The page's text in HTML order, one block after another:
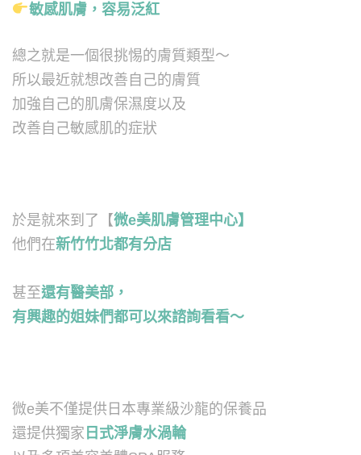
敏感肌膚，容易泛紅
總之就是一個很挑惕的膚質類型～
所以最近就想改善自己的膚質
加強自己的肌膚保濕度以及
改善自己敏感肌的症狀
於是就來到了【微e美肌膚管理中心】
他們在新竹竹北都有分店
甚至還有醫美部，
有興趣的姐妹們都可以來諮詢看看～
微e美不僅提供日本專業級沙龍的保養品
還提供獨家 日式淨膚水渦輪